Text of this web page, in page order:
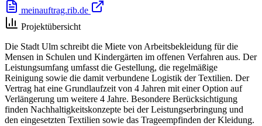
meinauftrag.rib.de
Projektübersicht
Die Stadt Ulm schreibt die Miete von Arbeitsbekleidung für die
Mensen in Schulen und Kindergärten im offenen Verfahren aus. Der
Leistungsumfang umfasst die Gestellung, die regelmäßige
Reinigung sowie die damit verbundene Logistik der Textilien. Der
Vertrag hat eine Grundlaufzeit von 4 Jahren mit einer Option auf
Verlängerung um weitere 4 Jahre. Besondere Berücksichtigung
finden Nachhaltigkeitskonzepte bei der Leistungserbringung und
den eingesetzten Textilien sowie das Trageempfinden der Kleidung.